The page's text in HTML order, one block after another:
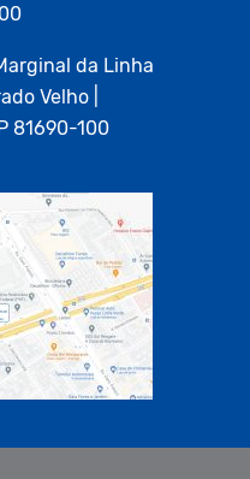
da Linha
Velho |
81690-100